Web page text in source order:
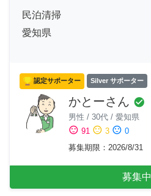
民泊清掃
愛知県
認定サポーター Silver サポーター
かとーさん check_circle
男性 / 30代 / 愛知県
sentiment_satisfied 91 sentiment_neutral 3 sentiment_dissatisfied 0
募集期限 ： 2026/8/31
募集中